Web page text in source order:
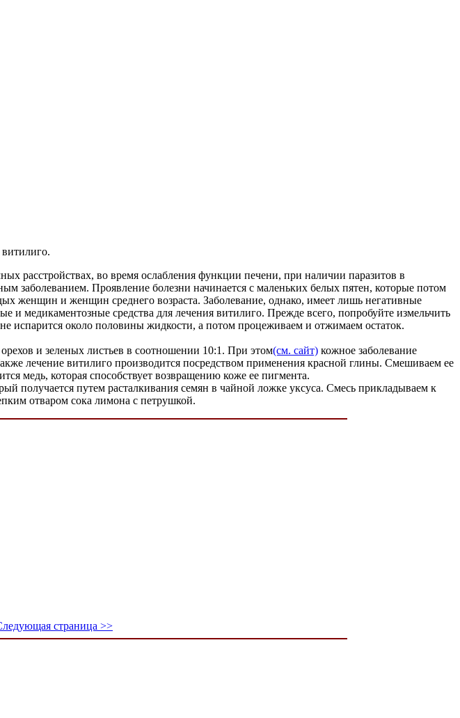
расстройствах, во время ослабления функции печени, при наличии паразитов в
заболеванием. Проявление болезни начинается с маленьких белых пятен, которые потом
женщин и женщин среднего возраста. Заболевание, однако, имеет лишь негативные
и медикаментозные средства для лечения витилиго. Прежде всего, попробуйте измельчить
испарится около половины жидкости, а потом процеживаем и отжимаем остаток.
и зеленых листьев в соотношении 10:1. При этом(см. сайт) кожное заболевание
лечение витилиго производится посредством применения красной глины. Смешиваем ее
медь, которая способствует возвращению коже ее пигмента.
получается путем расталкивания семян в чайной ложке уксуса. Смесь прикладываем к
отваром сока лимона с петрушкой.
страница >>